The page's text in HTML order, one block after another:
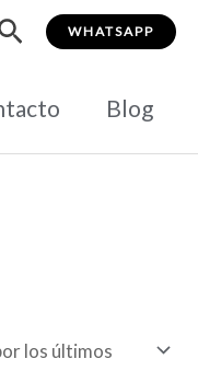
WHATSAPP
Blog